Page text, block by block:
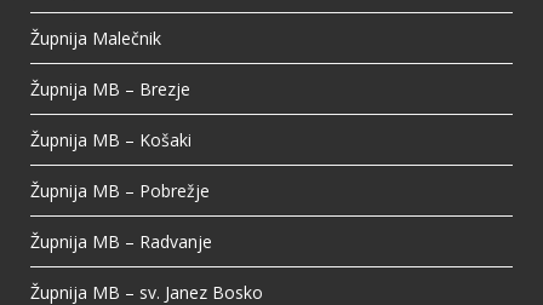
Župnija Malečnik
Župnija MB – Brezje
Župnija MB – Košaki
Župnija MB – Pobrežje
Župnija MB – Radvanje
Župnija MB – sv. Janez Bosko